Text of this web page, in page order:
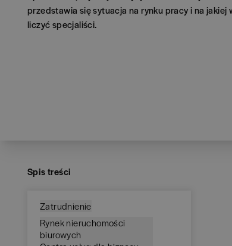
przedstawia się sytuacja na rynku pracy i na jakiej
liczyć specjaliści.
Spis treści
Zatrudnienie
Rynek nieruchomości
biurowych